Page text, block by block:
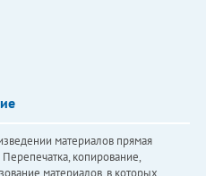
материалов прямая
копирование,